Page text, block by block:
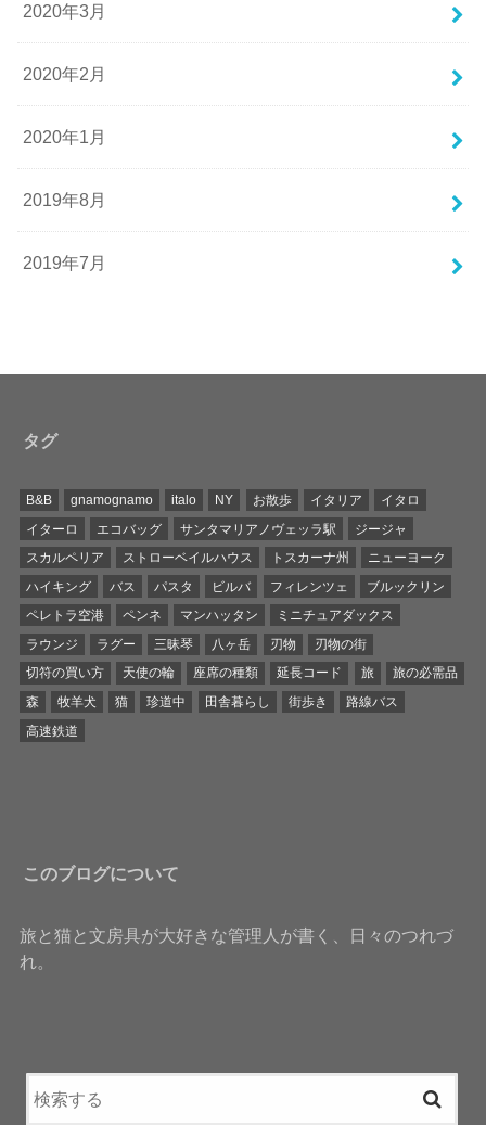
2020年3月
2020年2月
2020年1月
2019年8月
2019年7月
タグ
B&B gnamognamo italo NY お散歩 イタリア
イタロ
イターロ
エコバッグ サンタマリアノヴェッラ駅
ジージャ
スカルペリア
ストローベイルハウス トスカーナ州
ニューヨーク
ハイキング
バス パスタ ビルバ フィレンツェ
ブルックリン
ペレトラ空港
ペンネ マンハッタン
ミニチュアダックス
ラウンジ
ラグー 三昧琴 八ヶ岳 刃物
刃物の街
切符の買い方
天使の輪 座席の種類 延長コード 旅
旅の必需品
森
牧羊犬 猫 珍道中 田舎暮らし 街歩き
路線バス
高速鉄道
このブログについて
旅と猫と文房具が大好きな管理人が書く、日々のつれづ
れ。